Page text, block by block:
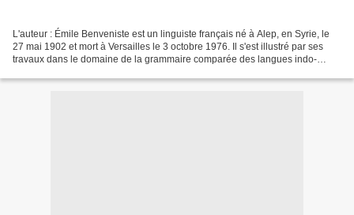
L'auteur : Émile Benveniste est un linguiste français né à Alep, en Syrie, le
27 mai 1902 et mort à Versailles le 3 octobre 1976. Il s'est illustré par ses
travaux dans le domaine de la grammaire comparée des langues indo-